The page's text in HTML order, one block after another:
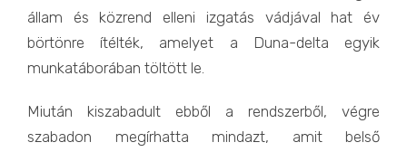
állam és közrend elleni izgatás vádjával hat év
börtönre ítélték, amelyet a Duna-delta egyik
munkatáborában töltött le.
Miután kiszabadult ebből a rendszerből, végre
szabadon megírhatta mindazt, amit belső